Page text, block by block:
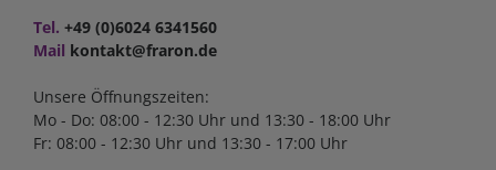
Tel. +49 (0)6024 6341560
Mail kontakt@fraron.de
Unsere Öffnungszeiten:
Mo - Do: 08:00 - 12:30 Uhr und 13:30 - 18:00 Uhr
Fr: 08:00 - 12:30 Uhr und 13:30 - 17:00 Uhr